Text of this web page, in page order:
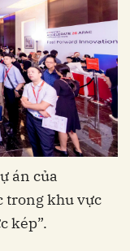
án của
trong khu vực
kép”.